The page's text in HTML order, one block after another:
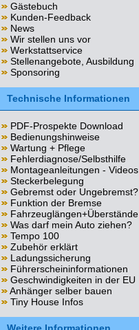
Gästebuch
Kunden-Feedback
News
Wir stellen uns vor
Werkstattservice
Stellenangebote, Ausbildung
Sponsoring
Technische Informationen
PDF-Prospekte Download
Bedienungshinweise
Wartung + Pflege
Fehlerdiagnose/Selbsthilfe
Montageanleitungen - Videos
Steckerbelegung
Gebremst oder Ungebremst?
Funktion der Bremse
Fahrzeuglängen+Überstände
Was darf mein Auto ziehen?
Tempo 100
Zubehör erklärt
Ladungssicherung
Führerscheininformationen
Geschwindigkeiten in der EU
Anhänger selber bauen
Tiny House Infos